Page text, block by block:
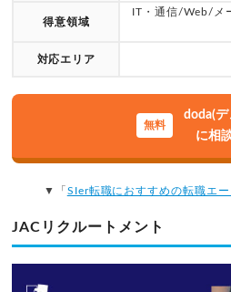
得意領域
IT・通信/Web/メ
対応エリア
doda(
に相
▼「 SIer転職におすすめの転職エ
JACリクルートメント